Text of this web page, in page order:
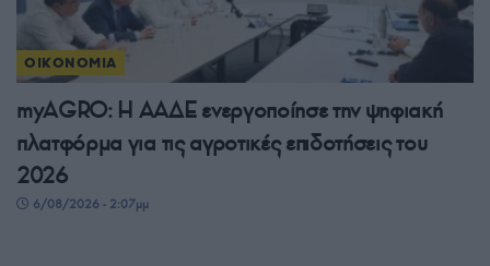
ΟΙΚΟΝΟΜΙΑ
myAGRO: Η ΑΑΔΕ ενεργοποίησε την ψηφιακή
πλατφόρμα για τις αγροτικές επιδοτήσεις του
2026
6/08/2026 - 2:07μμ